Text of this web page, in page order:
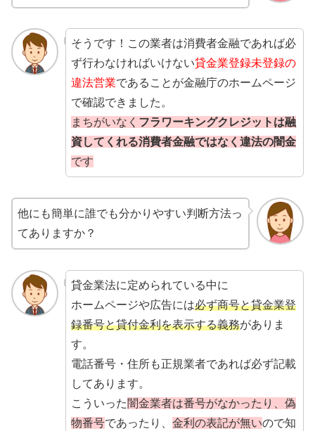
そうです！この業者は消費者金融であれば必
ず行わなければいけない貸金業登録未登録の
違法営業であることが金融庁のホームページ
で確認できました。
まちがいなく フラワーキングクレジットは融
資してくれる消費者金融ではなく違法の闇金
です
他にも簡単に誰でも分かりやすい判断方法っ
てありますか？
貸金業法に定められている中に
ホームページや広告には必ず商号と貸金業登
録番号と貸付金利を表示する義務がありま
す。
電話番号・住所も正規業者であれば必ず記載
してあります。
こういった闇金業者は番号がなかったり、偽
物番号であったり、 金利の表記が無いので知